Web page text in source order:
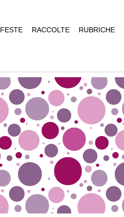
FESTE RACCOLTE RUBRICHE